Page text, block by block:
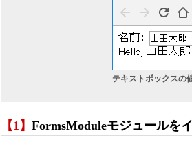
テキストボックスの
【1】 FormsModuleモジュールを